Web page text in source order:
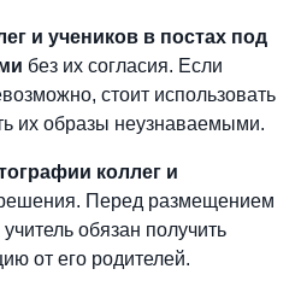
и учеников в постах под
без их согласия. Если
стоит использовать
их образы неузнаваемыми.
коллег и
Перед размещением
обязан получить
от его родителей.